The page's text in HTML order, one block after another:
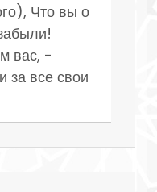
Что вы о
вас, -
за все свои